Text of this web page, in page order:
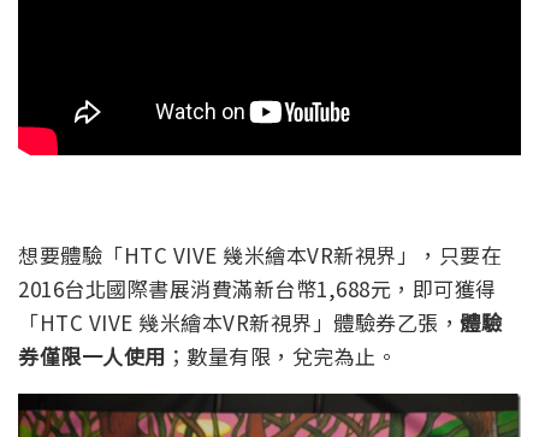
想要體驗「HTC VIVE 幾米繪本VR新視界」，只要在
2016台北國際書展消費滿新台幣1,688元，即可獲得
「HTC VIVE 幾米繪本VR新視界」體驗券乙張， 體驗
券僅限一人使用 ；數量有限，兌完為止。